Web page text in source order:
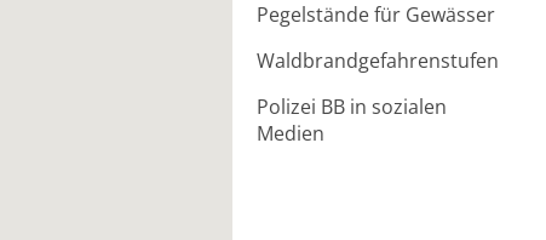
Pegelstände für Gewässer
Waldbrandgefahrenstufen
Polizei BB in sozialen
Medien